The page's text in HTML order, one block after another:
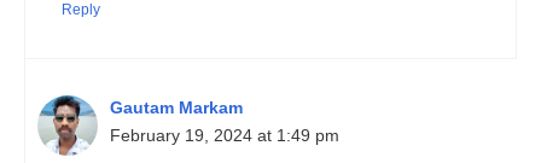
Reply
Gautam Markam
February 19, 2024 at 1:49 pm